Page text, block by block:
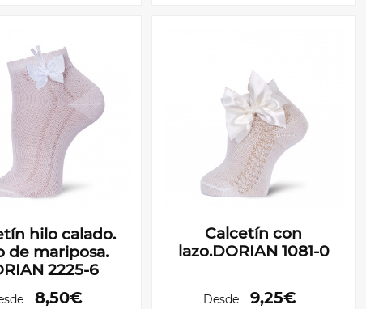
hilo calado.
de mariposa.
2225-6
8,50€
Calcetín con
lazo.DORIAN 1081-0
Desde 9,25€